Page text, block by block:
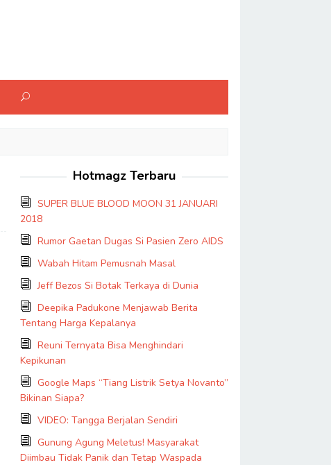
Hotmagz Terbaru
SUPER BLUE BLOOD MOON 31 JANUARI
2018
Rumor Gaetan Dugas Si Pasien Zero AIDS
Wabah Hitam Pemusnah Masal
Jeff Bezos Si Botak Terkaya di Dunia
Deepika Padukone Menjawab Berita
Tentang Harga Kepalanya
Reuni Ternyata Bisa Menghindari
Kepikunan
Google Maps “Tiang Listrik Setya Novanto”
Bikinan Siapa?
VIDEO: Tangga Berjalan Sendiri
Gunung Agung Meletus! Masyarakat
Diimbau Tidak Panik dan Tetap Waspada